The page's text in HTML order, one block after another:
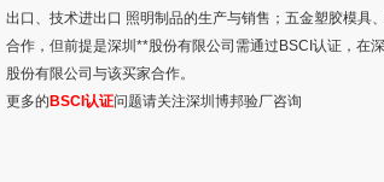
出口、技术进出口 照明制品的生产与销售；五金塑胶模具
合作，但前提是深圳**股份有限公司需通过BSCI认证，在
股份有限公司与该买家合作。
更多的 BSCI认证问题请关注深圳博邦验厂咨询